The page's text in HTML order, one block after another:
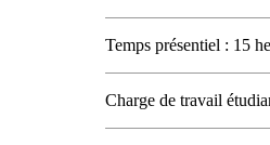
Temps présentiel : 15
Charge de travail